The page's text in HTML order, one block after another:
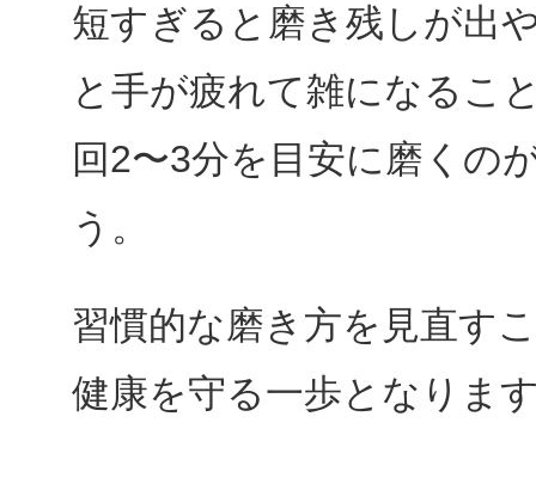
短すぎると磨き残しが出
と手が疲れて雑になるこ
回2〜3分を目安に磨くの
う。
習慣的な磨き方を見直す
健康を守る一歩となりま